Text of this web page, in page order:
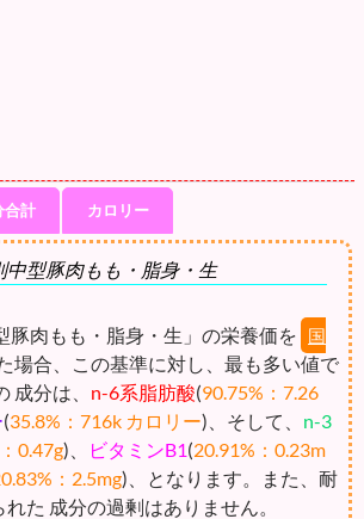
合計 カロリー
中型豚肉もも・脂身・生
豚肉もも・脂身・生」の栄養価を
国
場合、この基準に対し、最も多い値で
成分は、 n-6系脂肪酸(90.75%：7.26
(35.8%：716k カロリー)、そして、 n-3
0.47g)、 ビタミンB1(20.91%：0.23m
：2.5mg)、となります。また、耐
た 成分の過剰はありません。